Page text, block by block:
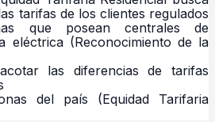
tarifas de los clientes regulados
que posean centrales de
eléctrica (Reconocimiento de la
las diferencias de tarifas
del país (Equidad Tarifaria